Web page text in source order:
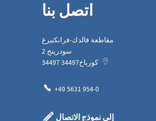
اتصل بنا
مقاطعة فالدك-فرانكنبرغ
سودرينج 2
34497
كورباخ34497
+49 5631 954-0
إلى نموذج الاتصال